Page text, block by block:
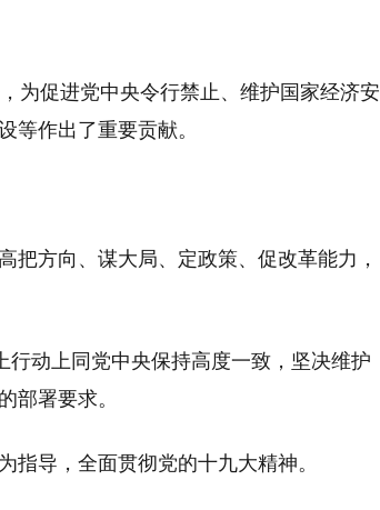
为促进党中央令行禁止、维护国家经济安
等作出了重要贡献。
把方向、谋大局、定政策、促改革能力，
行动上同党中央保持高度一致，坚决维护
部署要求。
指导，全面贯彻党的十九大精神。